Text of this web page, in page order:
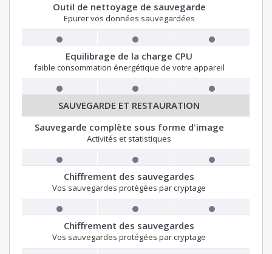
Outil de nettoyage de sauvegarde
Epurer vos données sauvegardées
Equilibrage de la charge CPU
faible consommation énergétique de votre appareil
SAUVEGARDE ET RESTAURATION
Sauvegarde complète sous forme d'image
Activités et statistiques
Chiffrement des sauvegardes
Vos sauvegardes protégées par cryptage
Chiffrement des sauvegardes
Vos sauvegardes protégées par cryptage